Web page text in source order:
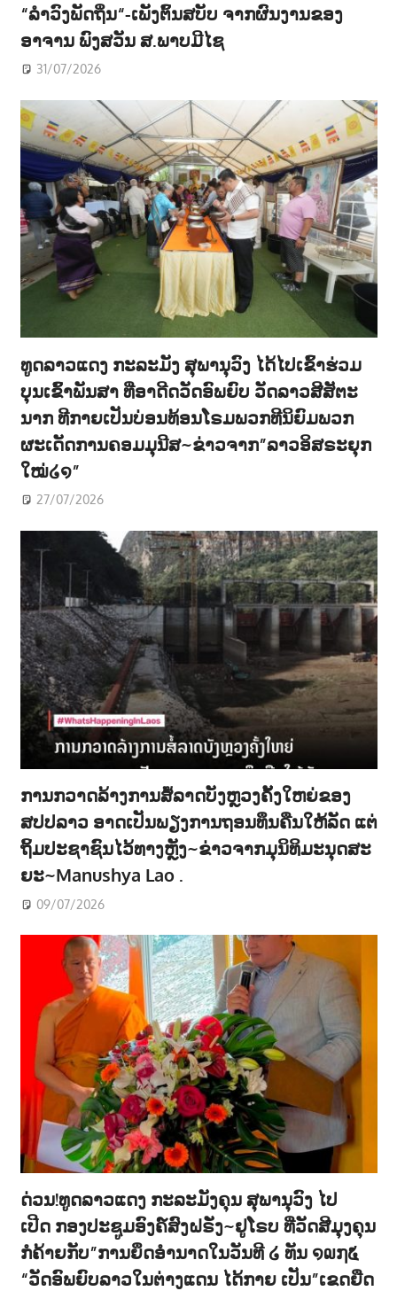
“ລຳວົງພັດຖິ່ນ“-ເພັງຕົ້ນສບັບ ຈາກຜົນງານຂອງ
ອາຈານ ພົງສວັນ ສ.ພາບມີໄຊ
31/07/2026
ທູດລາວແດງ ກະລະມັງ ສຸພານຸວົງ ໄດ້ໄປເຂົ້າຮ່ວມ
ບຸນເຂົ້າພັນສາ ທີ່ອາດີດວັດອົພຍົບ ວັດລາວສີສັຕະ
ນາກ ທີກາຍເປັນບ່ອນທ້ອນໂຣມພວກທີນິຍົມພວກ
ຜະເດັດການຄອມມຸນີສ~ຂ່າວຈາກ”ລາວອິສຣະຍຸກ
ໃໝ່໒໑”
27/07/2026
ການກວາດລ້າງການສໍ້ລາດບັງຫຼວງຄັ້ງໃຫຍ່ຂອງ
ສປປລາວ ອາດເປັນພຽງການຖອນທຶນຄືນໃຫ້ລັດ ແຕ່
ຖິ້ມປະຊາຊົນໄວ້ທາງຫຼັງ~ຂ່າວຈາກມຸນິທິມະນຸດສະ
ຍະ~Manushya Lao .
09/07/2026
ດ່ວນ!ທູດລາວແດງ ກະລະມັງຄຸນ ສຸພານຸວົງ ໄປ
ເປີດ ກອງປະຊູມອົງຄ໌ສົງຝຣັ່ງ~ຢູໂຣບ ທີ່ວັດສີມຸງຄຸນ
ກໍຄ້າຍກັບ”ການຍຶດອຳນາດໃນວັນທີ ໒ ທັນ ໑໙໗໕
“ວັດອົພຍົບລາວໃນຕ່າງແດນ ໄດ້ກາຍ ເປັນ”ເຂດຍືດ